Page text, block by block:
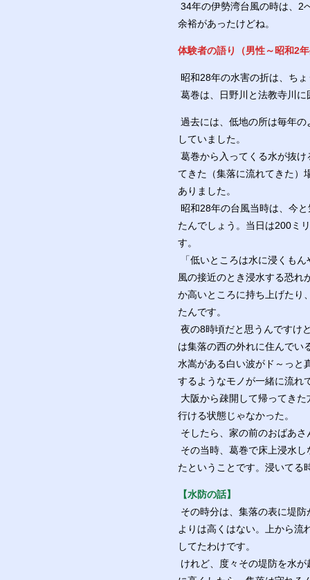
34年の伊勢湾台風の時は、2
余裕があったけどね。
体験者の語り（男性～昭和2
昭和28年の水害の折は、ち
葛巻は、日野川と法教寺川
過去には、低地の所は毎年
していました。
葛巻から入ってくる水が抜
てきた（集落に流れてきた）
ありました。
昭和28年の台風当時は、今
たんでしょう。当日は200ミ
す。
「低いところは水に浸くも
風の接近のとき浸水する恐れ
か高いところに持ち上げたり
たんです。
夜の8時頃だと思うんですけ
は集落の西の外れに住んでい
水嵩がある白い波がド～っと
するようなモノが一緒に流れ
大阪から疎開して帰ってき
行ける状態じゃなかった。
そしたら、家の前のおばあ
その当時、葛巻で床上浸水
たということです。浸いてる
【水防の話】
その時分は、集落の表に堤
よりは高くはない。上から流
してたわけです。
けれど、度々その堤防を水